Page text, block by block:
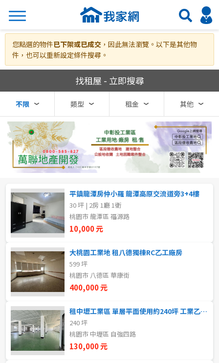
搜尋
縣市
不限
基隆市
新北市
宜蘭縣
桃園市
新竹市
新竹縣
苗栗縣
區域
不限
類型(可複選)
不拘 整層住家
雅房 其他住宅 店面 頂讓
辦公 住辦 廠房
您點選的物件已下架或已成交 ，因此無法瀏覽。以下是其他物
件，也可以重新設定條件搜尋。
我家網房屋租賃
找租屋 - 立即搜尋
不限 類型 租金 其他
平鎮龍潭房仲小羅 龍潭高原交流道旁3+4樓
30 坪 | 2房 1廳 1衛
桃園市 龍潭區 福源路
10,000 元
大桃園工業地 租八德獨棟RC乙工廠房
599 坪
桃園市 八德區 華康街
400,000 元
租中壢工業區 單層平面使用約240坪 工業乙工廠房
240 坪
桃園市 中壢區 自強四路
130,000 元